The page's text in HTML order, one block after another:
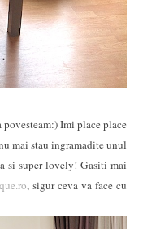
Imi place place
mai stau ingramadite unul
si super lovely! Gasiti mai
, sigur ceva va face cu